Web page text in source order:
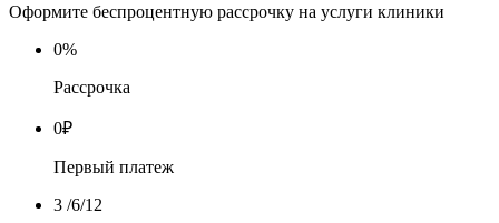
Оформите беспроцентную рассрочку на услуги клиники
0%
Рассрочка
0₽
Первый платеж
3 /6/12